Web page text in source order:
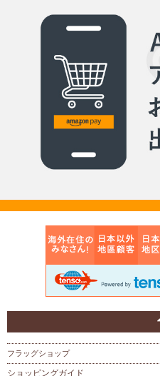
フラッグショップ
ショッピングガイド